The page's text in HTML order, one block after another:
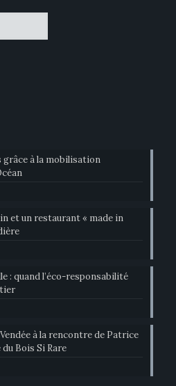
grâce à la mobilisation
et un restaurant « made in
: quand l’éco-responsabilité
à la rencontre de Patrice
Bois Si Rare